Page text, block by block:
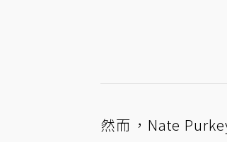
然而，Nate